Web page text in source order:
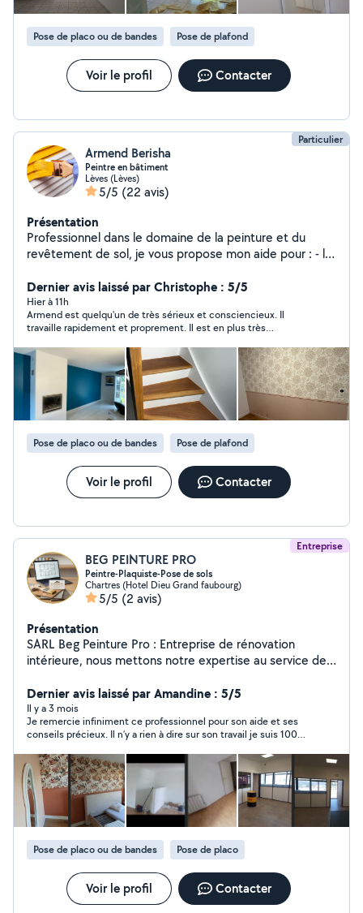
Pose de placo ou de bandes Pose de plafond
Voir le profil Contacter
Particulier
Armend Berisha
Peintre en bâtiment
Lèves (Lèves)
5/5 (22 avis)
Présentation
Professionnel dans le domaine de la peinture et du
revêtement de sol, je vous propose mon aide pour : - la
ponçage, peinture, toile de verre, papier peint - le
revêtement de sol intérieur : pose de lino Travail soigné
et dans la bonne humeur ! Disponible rapidement Je
suis à l'écoute de vos projets.
Dernier avis laissé par Christophe : 5/5
Hier à 11h
Armend est quelqu'un de très sérieux et consciencieux. Il
travaille rapidement et proprement. Il est en plus très
Pose de placo ou de bandes Pose de plafond
Voir le profil Contacter
Entreprise
BEG PEINTURE PRO
Peintre-Plaquiste-Pose de sols
Chartres (Hotel Dieu Grand faubourg)
5/5 (2 avis)
Présentation
SARL Beg Peinture Pro : Entreprise de rénovation
intérieure, nous mettons notre expertise au service de
des projets de rénovation globale Nous gérons vos gros
chantiers de A à Z : de la dépose de l'existant à la
création de cloisons, en passant par la pose de vos sols
et l'installation de votre cuisine, jusqu'aux finitions de
peinture les plus soignées. Un seul interlocuteur pour
une tranquillité totale. Nos domaines d'intervention : ️
Peinture : Tous types (mate, satin, velours). Murs,
plafonds, boiseries. Cuisines : Pose complète (meubles,
plans de travail, finitions). Placo : Cloisons, doublage,
faux-plafonds, ratissage. Sols : Parquet, Lino, dalles PVC
et plinthes. Multi-services : Montage de meubles,
petites réparations. Pourquoi nous choisir ? Expertise
SARL & Rénovation globale. Protection totale du
mobilier et propreté. Respect des délais et ponctualité.
Dernier avis laissé par Amandine : 5/5
Il y a 3 mois
Je remercie infiniment ce professionnel pour son aide et ses
conseils précieux. Il n’y a rien à dire sur son travail je suis 100%
d’enduits placo peinture ! ☺️
Pose de placo ou de bandes Pose de placo
Voir le profil Contacter